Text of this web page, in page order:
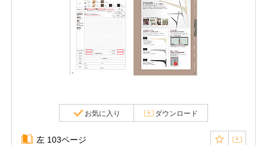
お気に入り ダウンロード
左 103ページ